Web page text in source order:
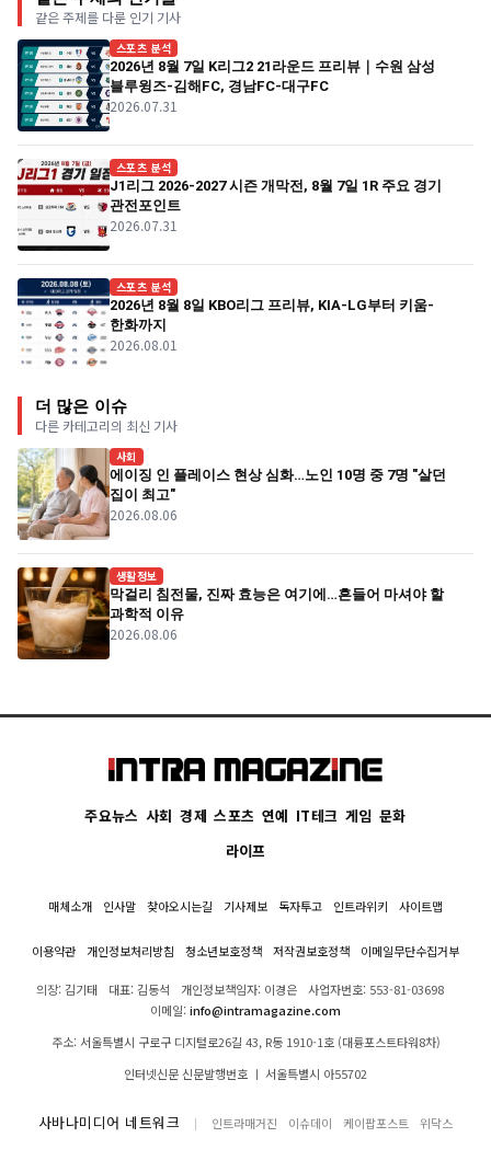
같은 주제를 다룬 인기 기사
스포츠 분석
2026년 8월 7일 K리그2 21라운드 프리뷰｜수원 삼성
블루윙즈-김해FC, 경남FC-대구FC
2026.07.31
스포츠 분석
J1리그 2026-2027 시즌 개막전, 8월 7일 1R 주요 경기
관전포인트
2026.07.31
스포츠 분석
2026년 8월 8일 KBO리그 프리뷰, KIA-LG부터 키움-
한화까지
2026.08.01
더 많은 이슈
다른 카테고리의 최신 기사
사회
에이징 인 플레이스 현상 심화…노인 10명 중 7명 "살던
집이 최고"
2026.08.06
생활정보
막걸리 침전물, 진짜 효능은 여기에…흔들어 마셔야 할
과학적 이유
2026.08.06
주요뉴스 사회 경제 스포츠 연예 IT테크 게임 문화
라이프
매체소개 인사말 찾아오시는길 기사제보 독자투고 인트라위키 사이트맵
이용약관 개인정보처리방침 청소년보호정책 저작권보호정책 이메일무단수집거부
의장: 김기태 대표: 김동석 개인정보책임자: 이경은
사업자번호: 553-81-03698
이메일:info@intramagazine.com
주소: 서울특별시 구로구 디지털로26길 43, R동 1910-1호 (대륭포스트타워8차)
인터넷신문 신문발행번호 ㅣ 서울특별시 아55702
사바나미디어 네트워크 인트라매거진 이슈데이 케이팝포스트 위닥스